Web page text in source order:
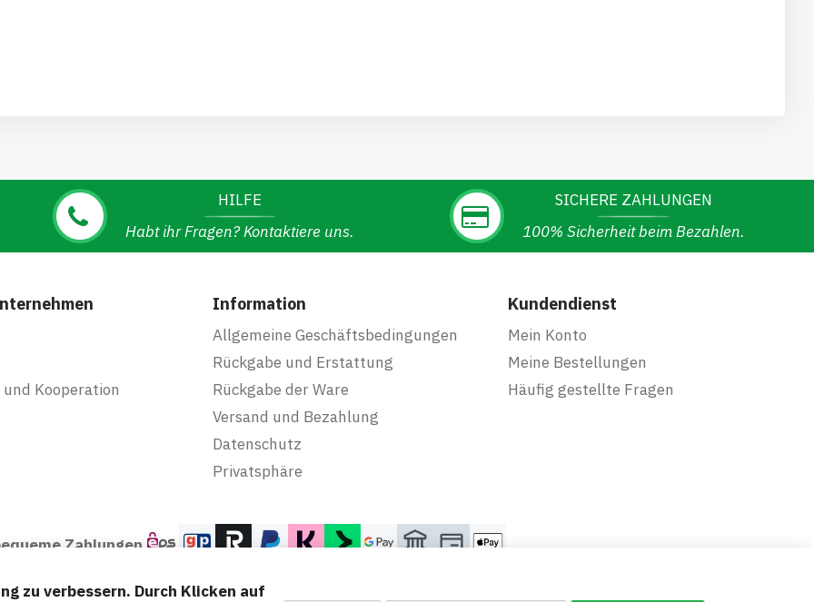
HILFE
Habt ihr Fragen? Kontaktiere uns.
SICHERE ZAHLUNGEN
100% Sicherheit beim Bezahlen.
Kooperation
Information
Allgemeine Geschäftsbedingungen
Rückgabe und Erstattung
Rückgabe der Ware
Versand und Bezahlung
Datenschutz
Privatsphäre
Kundendienst
Mein Konto
Meine Bestellungen
Häufig gestellte Fragen
Zahlungen
zu verbessern. Durch Klicken auf